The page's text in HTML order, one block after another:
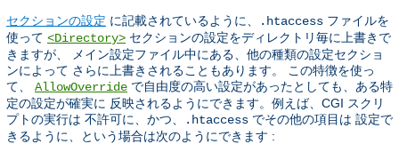
セクションの設定 に記載されているように、 .htaccess ファイルを
使って <Directory> セクションの設定をディレクトリ毎に上書きで
きますが、 メイン設定ファイル中にある、他の種類の設定セクショ
ンによって さらに上書きされることもあります。 この特徴を使っ
て、 AllowOverride で自由度の高い設定があったとしても、ある特
定の設定が確実に 反映されるようにできます。例えば、CGI スクリ
プトの実行は 不許可に、かつ、
.htaccess でその他の項目は 設定で
きるように、という場合は次のようにできます :